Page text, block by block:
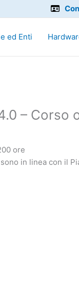
ed Enti
– Corso
ore
in linea con il